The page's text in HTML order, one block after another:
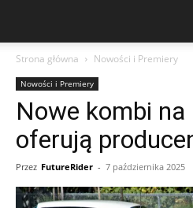
Strona główna Nowości i Premiery
Nowości i Premiery
Nowe kombi
oferują
Przez FutureRider - 7 października 2025